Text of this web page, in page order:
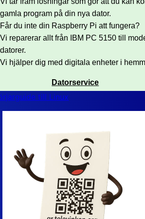
gamla program på din nya dator.
Får du inte din Raspberry Pi att fungera?
Vi reparerar allt från IBM PC 5150 till
datorer.
Vi hjälper dig med digitala enheter i
Datorservice
till Linux